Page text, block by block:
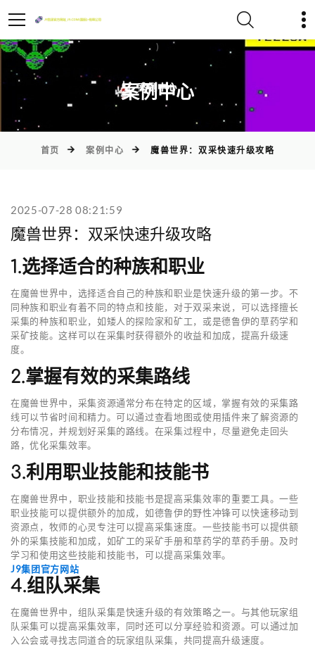
)
案例中心
首页 案例中心 魔兽世界：双采快速升级攻略
2025-07-28 08:21:59
魔兽世界：双采快速升级攻略
1.选择适合的种族和职业
在魔兽世界中，选择适合自己的种族和职业是快速升级的第一步。不
同种族和职业有着不同的特点和技能，对于双采来说，可以选择擅长
采集的种族和职业，如矮人的探险家和矿工，或是德鲁伊的草药学和
采矿技能。这样可以在采集时获得额外的收益和加成，提高升级速
度。
2.掌握有效的采集路线
在魔兽世界中，采集资源通常分布在特定的区域，掌握有效的采集路
线可以节省时间和精力。可以通过查看地图或使用插件来了解资源的
分布情况，并规划好采集的路线。在采集过程中，尽量避免走回头
路，优化采集效率。
3.利用职业技能和技能书
在魔兽世界中，职业技能和技能书是提高采集效率的重要工具。一些
职业技能可以提供额外的加成，如德鲁伊的野性冲锋可以快速移动到
资源点，牧师的心灵专注可以提高采集速度。一些技能书可以提供额
外的采集技能和加成，如矿工的采矿手册和草药学的草药手册。及时
学习和使用这些技能和技能书，可以提高采集效率。
J9集团官方网站
4.组队采集
在魔兽世界中，组队采集是快速升级的有效策略之一。与其他玩家组
队采集可以提高采集效率，同时还可以分享经验和资源。可以通过加
入公会或寻找志同道合的玩家组队采集，共同提高升级速度。